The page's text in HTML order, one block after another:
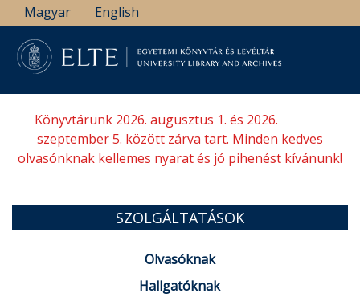
Ugrás
a
tartalomra
Magyar English
Könyvtárunk 2026. augusztus 1. és 2026.
szeptember 5. között zárva tart. Minden kedves
olvasónknak kellemes nyarat és jó pihenést kívánunk!
SZOLGÁLTATÁSOK
Olvasóknak
Hallgatóknak